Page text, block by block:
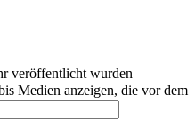
veröffentlicht wurden
Medien anzeigen, die vor dem